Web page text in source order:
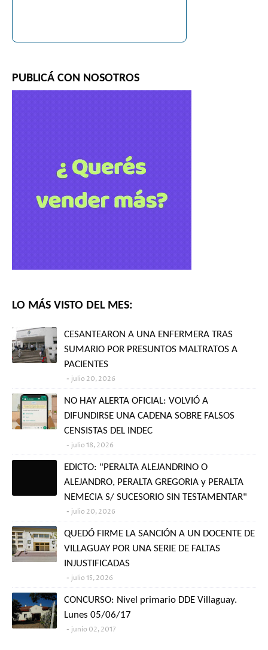
PUBLICÁ CON NOSOTROS
LO MÁS VISTO DEL MES:
CESANTEARON A UNA ENFERMERA TRAS
SUMARIO POR PRESUNTOS MALTRATOS A
PACIENTES
julio 20, 2026
NO HAY ALERTA OFICIAL: VOLVIÓ A
DIFUNDIRSE UNA CADENA SOBRE FALSOS
CENSISTAS DEL INDEC
julio 18, 2026
EDICTO: "PERALTA ALEJANDRINO O
ALEJANDRO, PERALTA GREGORIA y PERALTA
NEMECIA S/ SUCESORIO SIN TESTAMENTAR"
julio 20, 2026
QUEDÓ FIRME LA SANCIÓN A UN DOCENTE DE
VILLAGUAY POR UNA SERIE DE FALTAS
INJUSTIFICADAS
julio 15, 2026
CONCURSO: Nivel primario DDE Villaguay.
Lunes 05/06/17
junio 02, 2017